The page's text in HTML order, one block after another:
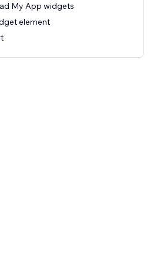
My App widgets
element